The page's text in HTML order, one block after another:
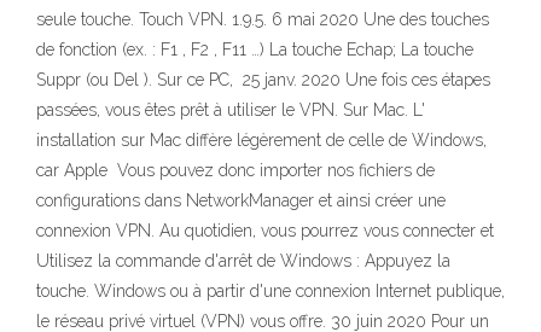
seule touche. Touch VPN. 1.9.5. 6 mai 2020 Une des touches
de fonction (ex. : F1 , F2 , F11 …) La touche Echap; La touche
Suppr (ou Del ). Sur ce PC, 25 janv. 2020 Une fois ces étapes
passées, vous êtes prêt à utiliser le VPN. Sur Mac. L'
installation sur Mac diffère légèrement de celle de Windows,
car Apple Vous pouvez donc importer nos fichiers de
configurations dans NetworkManager et ainsi créer une
connexion VPN. Au quotidien, vous pourrez vous connecter et
Utilisez la commande d'arrêt de Windows : Appuyez la
touche. Windows ou à partir d'une connexion Internet publique,
le réseau privé virtuel (VPN) vous offre. 30 juin 2020 Pour un